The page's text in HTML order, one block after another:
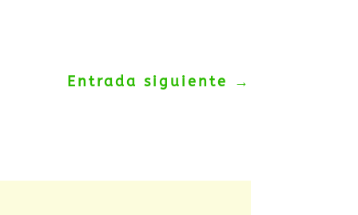
Entrada siguiente →